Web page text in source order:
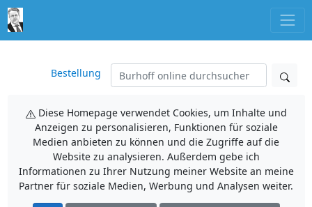
Bestellung
Diese Homepage verwendet Cookies, um Inhalte und
Anzeigen zu personalisieren, Funktionen für soziale
Medien anbieten zu können und die Zugriffe auf die
Website zu analysieren. Außerdem gebe ich
Informationen zu Ihrer Nutzung meiner Website an meine
Partner für soziale Medien, Werbung und Analysen weiter.